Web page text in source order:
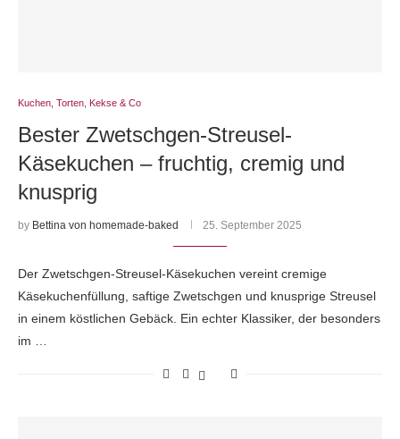
Kuchen, Torten, Kekse & Co
Bester Zwetschgen-Streusel-
Käsekuchen – fruchtig, cremig und
knusprig
by Bettina von homemade-baked 25. September 2025
Der Zwetschgen-Streusel-Käsekuchen vereint cremige
Käsekuchenfüllung, saftige Zwetschgen und knusprige Streusel
in einem köstlichen Gebäck. Ein echter Klassiker, der besonders
im …